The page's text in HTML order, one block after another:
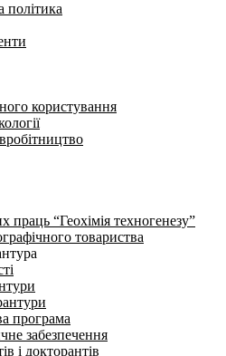
політика
користування
праць “Геохімія техногенезу”
товариства
програма
забезпечення
і докторантів